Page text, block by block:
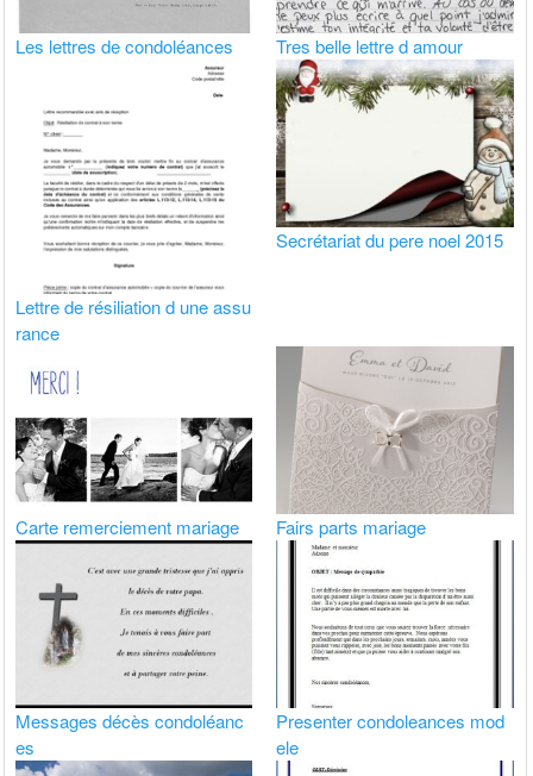
Les lettres de condoléances Tres belle lettre d amour
Lettre de résiliation d une assu
rance
Secrétariat du pere noel 2015
Carte remerciement mariage Fairs parts mariage
Messages décès condoléanc
es
Presenter condoleances mod
ele